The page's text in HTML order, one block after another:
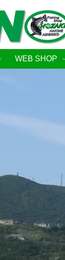
WEB SHOP